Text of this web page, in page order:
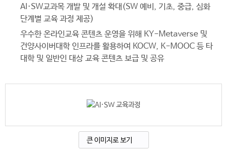
AI·SW교과목 개발 및 개설 확대(SW 예비, 기초, 중급, 심화
단계별 교육 과정 제공)
우수한 온라인교육 콘텐츠 운영을 위해 KY-Metaverse 및
건양사이버대학 인프라를 활용하여 KOCW, K-MOOC 등 타
대학 및 일반인 대상 교육 콘텐츠 보급 및 공유
큰 이미지로 보기